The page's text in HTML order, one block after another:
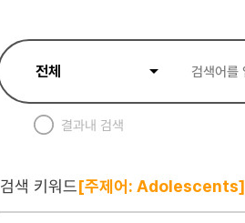
결과내 검색
검색 키워드[주제어: Adolescents]